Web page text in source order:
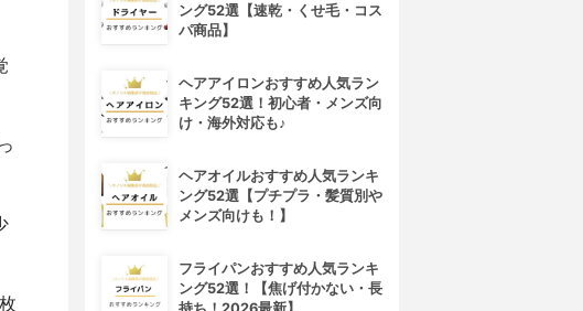
ング52選【速乾・くせ毛・コス
パ商品】
ヘアアイロンおすすめ人気ラン
キング52選！初心者・メンズ向
け・海外対応も♪
ヘアオイルおすすめ人気ランキ
ング52選【プチプラ・髪質別や
メンズ向けも！】
フライパンおすすめ人気ランキ
ング52選！【焦げ付かない・長